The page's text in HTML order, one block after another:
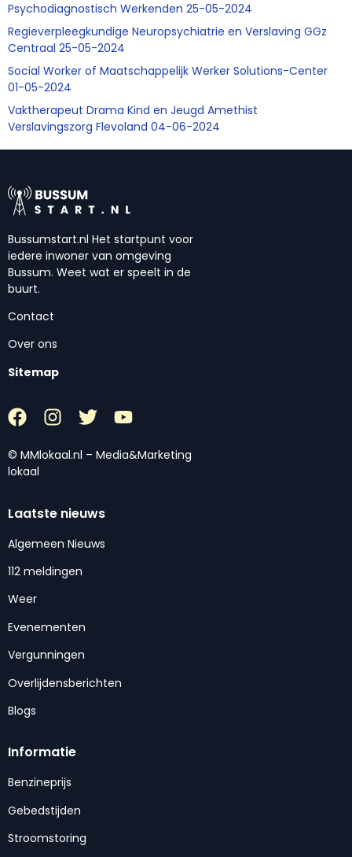
Psychodiagnostisch Werkenden 25-05-2024
Regieverpleegkundige Neuropsychiatrie en Verslaving GGz
Centraal 25-05-2024
Social Worker of Maatschappelijk Werker Solutions-Center
01-05-2024
Vaktherapeut Drama Kind en Jeugd Amethist
Verslavingszorg Flevoland 04-06-2024
Bussumstart.nl Het startpunt voor
iedere inwoner van omgeving
Bussum. Weet wat er speelt in de
buurt.
Contact
Over ons
Sitemap
© MMlokaal.nl – Media&Marketing
lokaal
Laatste nieuws
Algemeen Nieuws
112 meldingen
Weer
Evenementen
Vergunningen
Overlijdensberichten
Blogs
Informatie
Benzineprijs
Gebedstijden
Stroomstoring